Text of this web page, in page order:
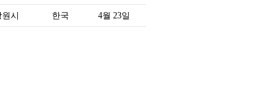
시 한국 4월 23일